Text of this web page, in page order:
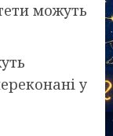
можуть
у